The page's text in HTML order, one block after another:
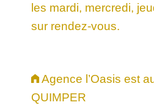
les mardi, mercredi,
sur rendez-vous.
Agence l’Oasis est
QUIMPER